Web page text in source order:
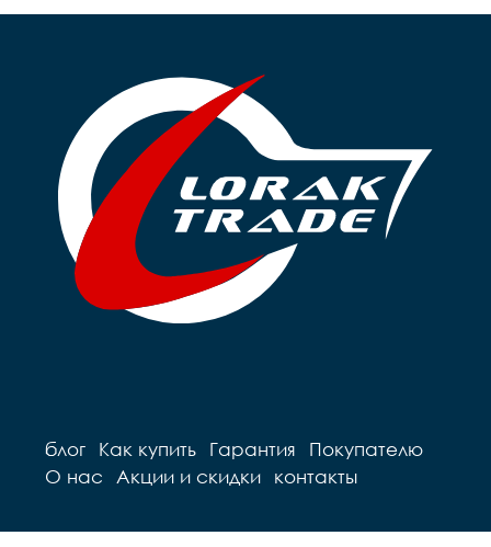
блог Как купить Гарантия
Покупателю
О нас
Акции и скидки контакты